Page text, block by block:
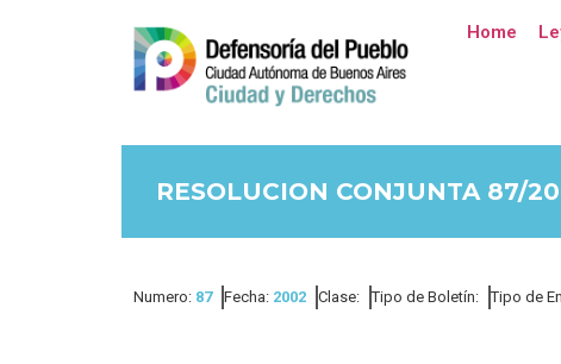
Home
RESOLUCION CONJUNTA 87/
Numero: 87 Fecha: 2002 Clase: Tipo de Boletín: Tipo de